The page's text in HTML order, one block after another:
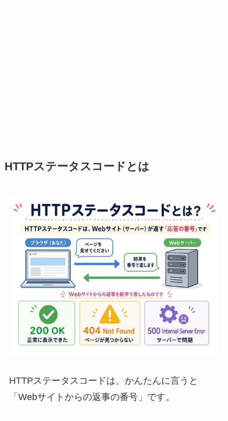
HTTPステータスコードとは
HTTPステータスコードは、かんたんに言うと
「Webサイトからの返事の番号」です。